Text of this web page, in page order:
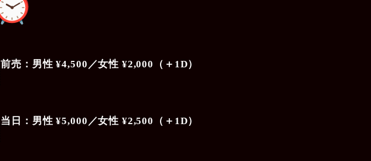
前売：男性 ¥4,500／女性 ¥2,000（＋1D）
当日：男性 ¥5,000／女性 ¥2,500（＋1D）